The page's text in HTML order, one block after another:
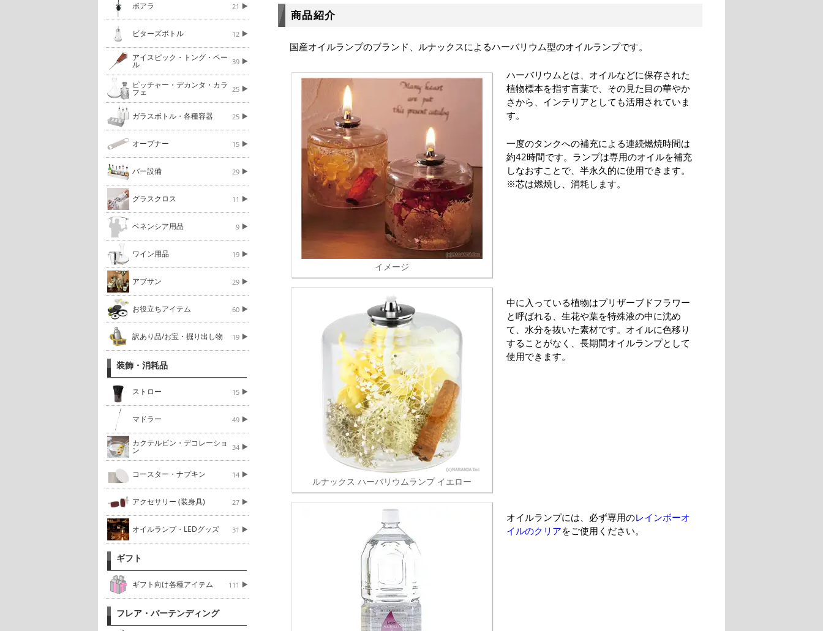
ポアラ 21
ビターズボトル 12
アイスピック・トング・ペー
ル 39
ピッチャー・デカンタ・カラ
フェ 25
ガラスボトル・各種容器 25
オープナー 15
バー設備 29
グラスクロス 11
ベネンシア用品 9
ワイン用品 19
アブサン 29
お役立ちアイテム 60
訳あり品/お宝・掘り出し物 19
装飾・消耗品
ストロー 15
マドラー 49
カクテルピン・デコレーショ
ン 34
コースター・ナプキン 14
アクセサリー (装身具) 27
オイルランプ・LEDグッズ 31
ギフト
ギフト向け各種アイテム 111
フレア・バーテンディング
商品紹介
国産オイルランプのブランド、ルナックスによるハーバリウム型のオイルランプです。
イメージ
ハーバリウムとは、オイルなどに保存された
植物標本を指す言葉で、その見た目の華やか
さから、インテリアとしても活用されていま
す。
一度のタンクへの補充による連続燃焼時間は
約42時間です。ランプは専用のオイルを補充
しなおすことで、半永久的に使用できます。
※芯は燃焼し、消耗します。
ルナックス ハーバリウムランプ イエロー
中に入っている植物はプリザーブドフラワー
と呼ばれる、生花や葉を特殊液の中に沈め
て、水分を抜いた素材です。オイルに色移り
することがなく、長期間オイルランプとして
使用できます。
オイルランプには、必ず専用のレインボーオ
イルのクリアをご使用ください。